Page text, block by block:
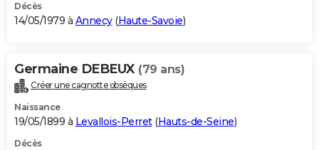
Décès
14/05/1979 à Annecy(Haute-Savoie)
Germaine DEBEUX (79 ans)
Créer une cagnotte obsèques
Naissance
19/05/1899 à Levallois-Perret(Hauts-de-Seine)
Décès